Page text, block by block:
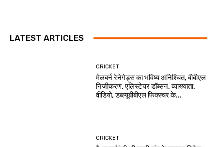
LATEST ARTICLES
CRICKET
मेलबर्न रेनेगेड्स का भविष्य अनिश्चित, बीबीएल
निजीकरण, एलिस्टेयर डॉब्सन, व्याख्याता,
वीडियो, डब्ल्यूबीबीएल फिक्स्चर के...
CRICKET